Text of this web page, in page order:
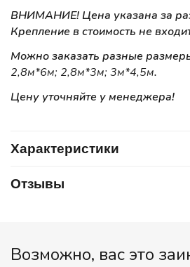
ВНИМАНИЕ! Цена указана за
Крепление в стоимость не
Можно заказать разные
2,8м*6м; 2,8м*3м; 3м*4,5м.
Цену уточняйте у менеджера!
Характеристики
Отзывы
Возможно, вас это